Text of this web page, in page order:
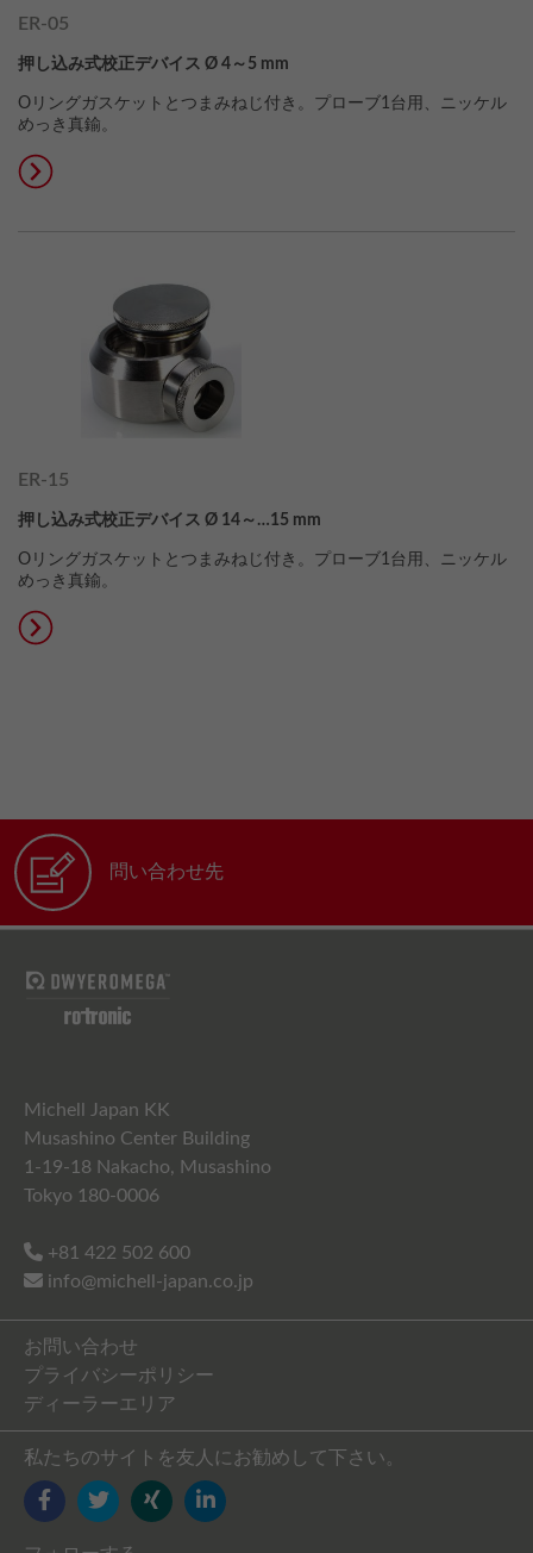
ER-05
押し込み式校正デバイス Ø 4～5 mm
Oリングガスケットとつまみねじ付き。プローブ1台用、ニッケル
めっき真鍮。
ER-15
押し込み式校正デバイス Ø 14～…15 mm
Oリングガスケットとつまみねじ付き。プローブ1台用、ニッケル
めっき真鍮。
問い合わせ先
Michell Japan KK
Musashino Center Building
1-19-18 Nakacho, Musashino
Tokyo 180-0006
+81 422 502 600
info@michell-japan.co.jp
お問い合わせ
プライバシーポリシー
ディーラーエリア
私たちのサイトを友人にお勧めして下さい。
FACEBOOK
TWITTERYOUTUBELINKEDIN